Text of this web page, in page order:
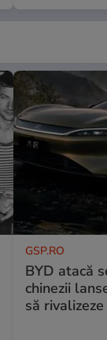
GSP.RO
BYD atacă
chinezii
să